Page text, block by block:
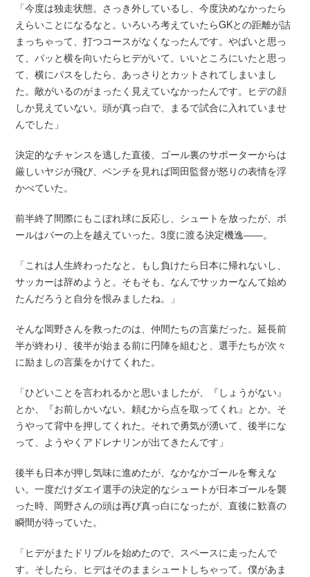
「今度は独走状態。さっき外しているし、今度決めなかったら
えらいことになるなと。いろいろ考えていたらGKとの距離が詰
まっちゃって、打つコースがなくなったんです。やばいと思っ
て、パッと横を向いたらヒデがいて。いいところにいたと思っ
て、横にパスをしたら、あっさりとカットされてしまいまし
た。敵がいるのがまったく見えていなかったんです。ヒデの顔
しか見えていない。頭が真っ白で、まるで試合に入れていませ
んでした」
決定的なチャンスを逃した直後、ゴール裏のサポーターからは
厳しいヤジが飛び、ベンチを見れば岡田監督が怒りの表情を浮
かべていた。
前半終了間際にもこぼれ球に反応し、シュートを放ったが、ボ
ールはバーの上を越えていった。3度に渡る決定機逸――。
「これは人生終わったなと。もし負けたら日本に帰れないし、
サッカーは辞めようと。そもそも、なんでサッカーなんて始め
たんだろうと自分を恨みましたね。」
そんな岡野さんを救ったのは、仲間たちの言葉だった。延長前
半が終わり、後半が始まる前に円陣を組むと、選手たちが次々
に励ましの言葉をかけてくれた。
「ひどいことを言われるかと思いましたが、『しょうがない』
とか、『お前しかいない。頼むから点を取ってくれ』とか。そ
うやって背中を押してくれた。それで勇気が湧いて、後半にな
って、ようやくアドレナリンが出てきたんです」
後半も日本が押し気味に進めたが、なかなかゴールを奪えな
い。一度だけダエイ選手の決定的なシュートが日本ゴールを襲
った時、岡野さんの頭は再び真っ白になったが、直後に歓喜の
瞬間が待っていた。
「ヒデがまたドリブルを始めたので、スペースに走ったんで
す。そしたら、ヒデはそのままシュートしちゃって。僕があま